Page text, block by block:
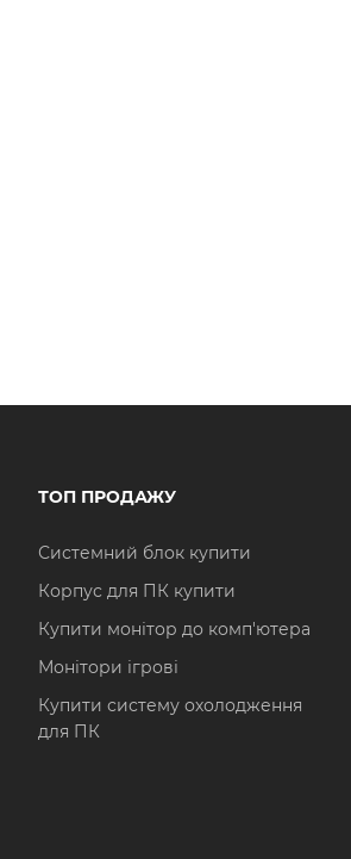
ТОП ПРОДАЖУ
Системний блок купити
Корпус для ПК купити
Купити монітор до комп'ютера
Монітори ігрові
Купити систему охолодження
для ПК